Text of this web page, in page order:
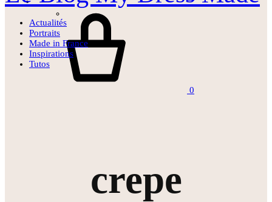
Panier
0
Actualités
Portraits
Made in France
Inspirations
Tutos
crepe